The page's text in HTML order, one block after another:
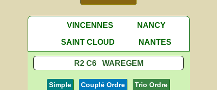
VINCENNES
NANCY
SAINT CLOUD
NANTES
R2 C6 WAREGEM
Simple Couplé Ordre Trio Ordre